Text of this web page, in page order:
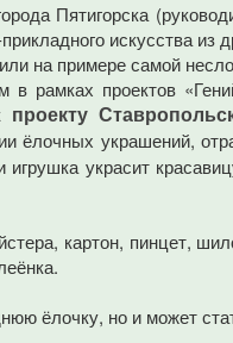
Пятигорска
искусства из
на примере самой
рамках проектов
проекту
ёлочных украшений,
украсит
картон, пинцет,
ёлочку, но и может